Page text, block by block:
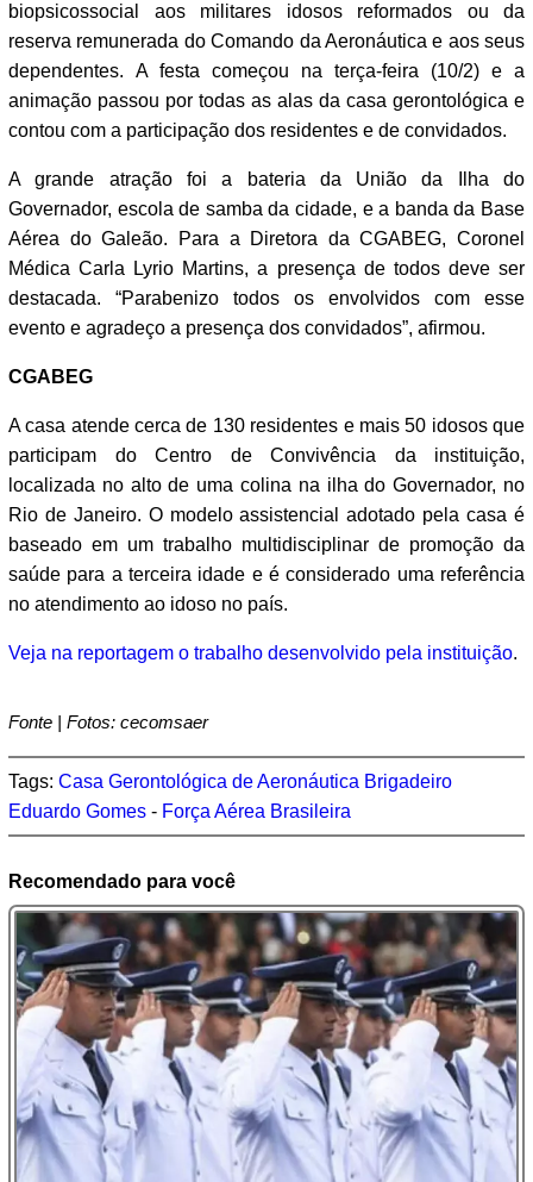
biopsicossocial aos militares idosos reformados ou da
reserva remunerada do Comando da Aeronáutica e aos seus
dependentes. A festa começou na terça-feira (10/2) e a
animação passou por todas as alas da casa gerontológica e
contou com a participação dos residentes e de convidados.
A grande atração foi a bateria da União da Ilha do
Governador, escola de samba da cidade, e a banda da Base
Aérea do Galeão. Para a Diretora da CGABEG, Coronel
Médica Carla Lyrio Martins, a presença de todos deve ser
destacada. “Parabenizo todos os envolvidos com esse
evento e agradeço a presença dos convidados”, afirmou.
CGABEG
A casa atende cerca de 130 residentes e mais 50 idosos que
participam do Centro de Convivência da instituição,
localizada no alto de uma colina na ilha do Governador, no
Rio de Janeiro. O modelo assistencial adotado pela casa é
baseado em um trabalho multidisciplinar de promoção da
saúde para a terceira idade e é considerado uma referência
no atendimento ao idoso no país.
Veja na reportagem o trabalho desenvolvido pela instituição.
Fonte | Fotos: cecomsaer
Tags: Casa Gerontológica de Aeronáutica Brigadeiro
Eduardo Gomes - Força Aérea Brasileira
Recomendado para você